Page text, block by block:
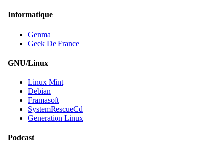
Informatique
Genma
Geek De France
GNU/Linux
Linux Mint
Debian
Framasoft
SystemRescueCd
Generation Linux
Podcast